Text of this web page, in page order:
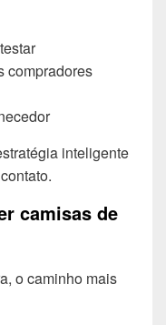
compradores
inteligente
camisas de
o caminho mais